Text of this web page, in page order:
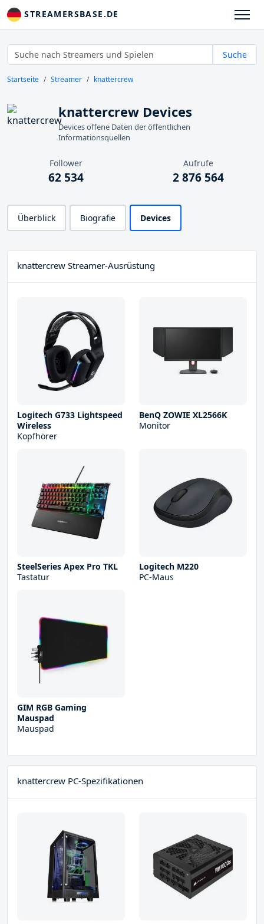
STREAMERSBASE.DE
Suche
Startseite Streamer knattercrew
knattercrew Devices
Devices offene Daten der öffentlichen
Informationsquellen
Follower
62 534
Aufrufe
2 876 564
Überblick Biografie Devices
knattercrew Streamer-Ausrüstung
Logitech G733 Lightspeed
Wireless
Kopfhörer
BenQ ZOWIE XL2566K
Monitor
SteelSeries Apex Pro TKL
Tastatur
Logitech M220
PC-Maus
GIM RGB Gaming
Mauspad
Mauspad
knattercrew PC-Spezifikationen